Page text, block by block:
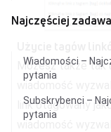
Najczęściej
Wiadomości –
pytania
Subskrybenci –
pytania
Użycie tagów
Możesz także tak
wiadomość
link otagowany
wiadomość